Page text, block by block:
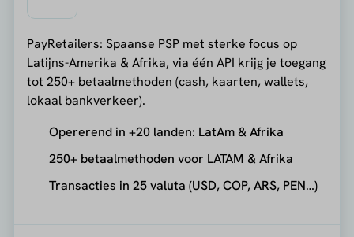
PayRetailers: Spaanse PSP met sterke focus op
Latijns-Amerika & Afrika, via één API krijg je toegang
tot 250+ betaalmethoden (cash, kaarten, wallets,
lokaal bankverkeer).
Opererend in +20 landen: LatAm & Afrika
250+ betaalmethoden voor LATAM & Afrika
Transacties in 25 valuta (USD, COP, ARS, PEN…)